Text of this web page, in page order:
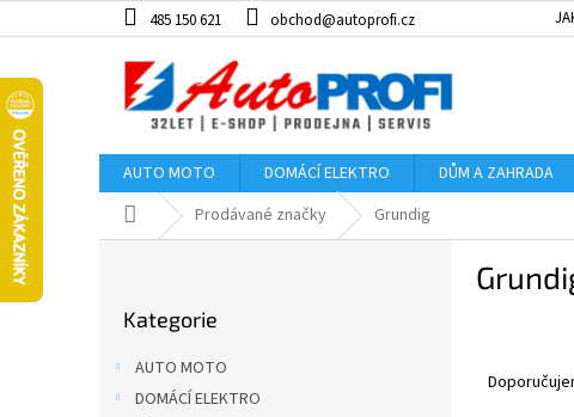
na
485 150 621 obchod@autoprofi.cz
AUTO MOTO DOMÁCÍ ELEKTRO DŮM A ZAHRADA
Domů Prodávané značky Grundig
kategorie
Kategorie
AUTO MOTO
DOMÁCÍ ELEKTRO